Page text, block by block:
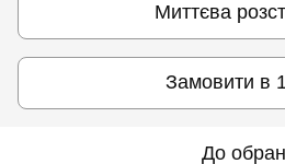
Миттєва
Замовити в 1
До